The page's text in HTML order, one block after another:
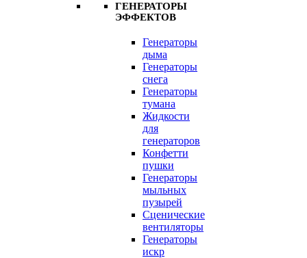
ГЕНЕРАТОРЫ
ЭФФЕКТОВ
Генераторы
дыма
Генераторы
снега
Генераторы
тумана
Жидкости
для
генераторов
Конфетти
пушки
Генераторы
мыльных
пузырей
Сценические
вентиляторы
Генераторы
искр